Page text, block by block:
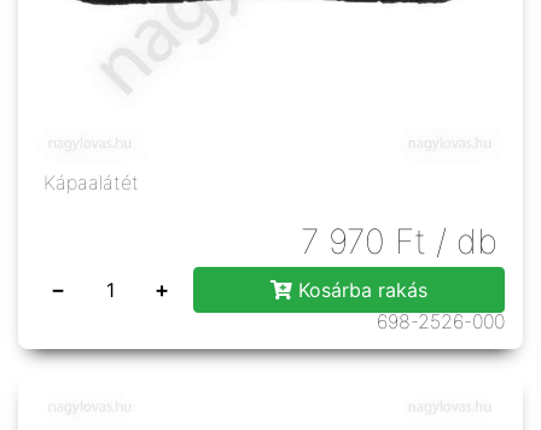
Kápaalátét
7 970 Ft / db
− +
Kosárba rakás
698-2526-000